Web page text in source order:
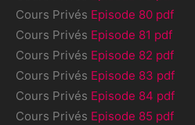
Cours Privés Episode 80 pdf
Cours Privés Episode 81 pdf
Cours Privés Episode 82 pdf
Cours Privés Episode 83 pdf
Cours Privés Episode 84 pdf
Cours Privés Episode 85 pdf